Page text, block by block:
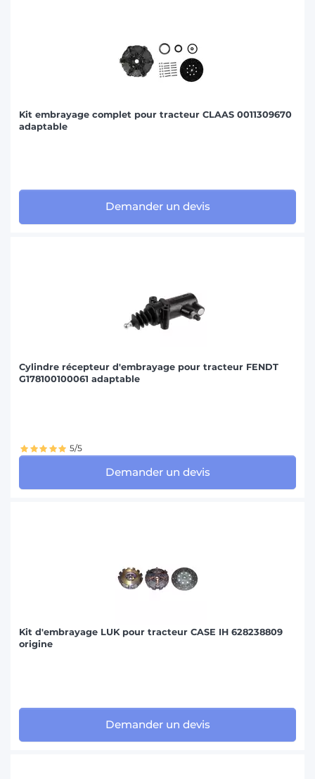
Kit embrayage complet pour tracteur CLAAS 0011309670
adaptable
Demander un devis
Cylindre récepteur d'embrayage pour tracteur FENDT
G178100100061 adaptable
5/5
Demander un devis
Kit d'embrayage LUK pour tracteur CASE IH 628238809
origine
Demander un devis